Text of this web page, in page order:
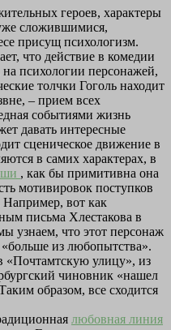
героев, характеры
сложившимися,
присущ психологизм.
что действие в комедии
психологии персонажей,
толчки Гоголь находит
– прием всех
событиями жизнь
давать интересные
сценическое движение в
в самих характерах, в
, как бы примитивна она
мотивировок поступков
вот как
письма Хлестакова в
узнаем, что этот персонаж
из любопытства».
«Почтамтскую улицу», из
чиновник «нашел
образом, все сходится
любовная линия